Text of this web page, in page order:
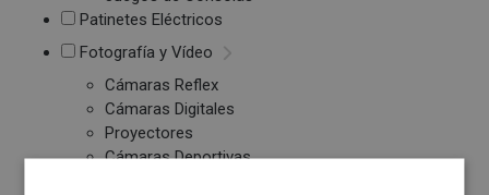
Patinetes Eléctricos
Fotografía y Vídeo
Cámaras Reflex
Cámaras Digitales
Proyectores
Cámaras Deportivas